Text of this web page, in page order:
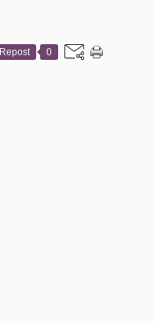
Repost 0